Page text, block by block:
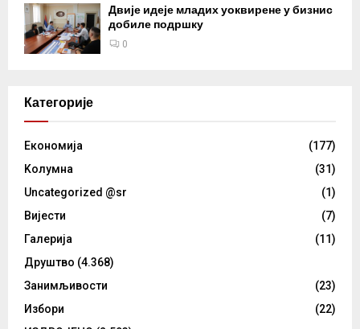
Двије идеје младих уоквирене у бизнис
добиле подршку
0
Категорије
Eкономија
(177)
Kолумнa
(31)
Uncategorized @sr
(1)
Вијести
(7)
Галерија
(11)
Друштво (4.368)
Занимљивости
(23)
Избори
(22)